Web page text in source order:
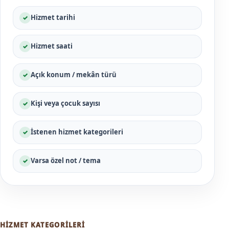
Hizmet tarihi
Hizmet saati
Açık konum / mekân türü
Kişi veya çocuk sayısı
İstenen hizmet kategorileri
Varsa özel not / tema
HIZMET KATEGORILERI